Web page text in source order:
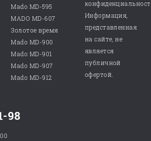
Mado MD-595
MADO MD-607
Золотое время
Mado MD-900
Mado MD-901
Mado MD-907
Mado MD-912
Информация,
представленная
на сайте, не
является
публичной
офертой.
98